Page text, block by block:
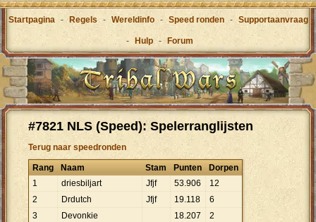
Startpagina - Regels - Wereldinfo - Speed ronden - Supportaanvraag
- Hulp - Forum
#7821 NLS (Speed): Spelerranglijsten
Terug naar speedronden
Rang Naam Stam Punten
Dorpen
1
driesbiljart Jfjf 53.906
12
2
Drdutch Jfjf 19.118
6
3
Devonkie 18.207
2